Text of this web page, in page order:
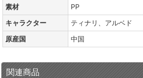
素材
PP
キャラクター
ティナリ、アルベド
原産国
中国
関連商品